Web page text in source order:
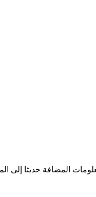
المضافة حديثا إلى